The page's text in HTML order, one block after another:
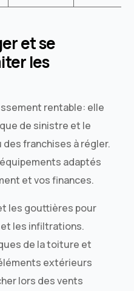
et se
les
rentable: elle
de sinistre et le
franchises à régler.
adaptés
et vos finances.
les gouttières pour
les infiltrations.
de la toiture et
extérieurs
lors des vents